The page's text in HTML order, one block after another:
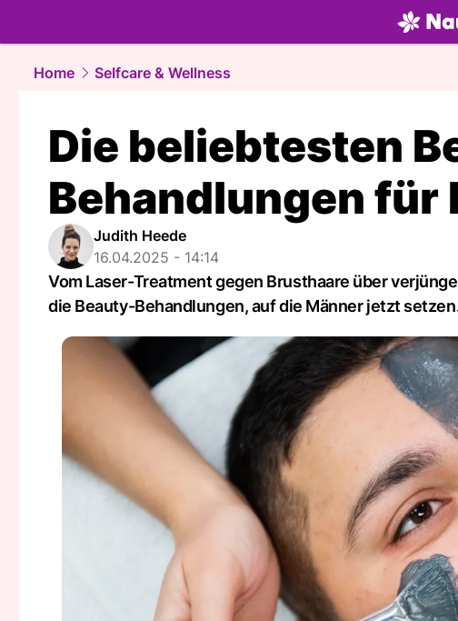
beauty.NAU.ch
Home
Selfcare & Wellness
Die beliebtesten
Behandlungen für
Judith Heede
16.04.2025 - 14:14
Vom Laser-Treatment gegen Brusthaare über
die Beauty-Behandlungen, auf die Männer jetzt